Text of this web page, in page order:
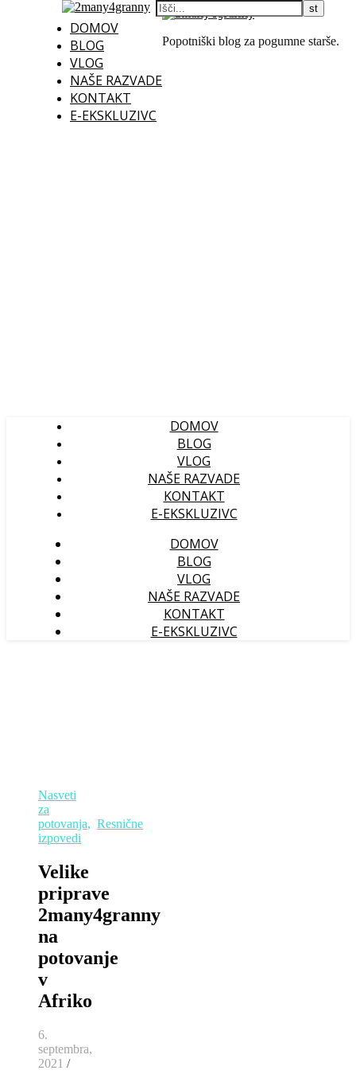
DOMOV
BLOG
VLOG
NAŠE RAZVADE
KONTAKT
E-EKSKLUZIVC
Popotniški blog za pogumne starše.
DOMOV
BLOG
VLOG
NAŠE RAZVADE
KONTAKT
E-EKSKLUZIVC
DOMOV
BLOG
VLOG
NAŠE RAZVADE
KONTAKT
E-EKSKLUZIVC
Nasveti
za
potovanja, Resnične
izpovedi
Velike
priprave
2many4granny
na
potovanje
v
Afriko
6.
septembra,
2021 /